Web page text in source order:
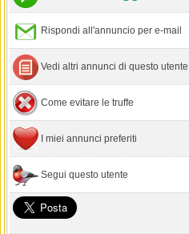
Rispondi all'annuncio per e-mail
Vedi altri annunci di questo utente
Come evitare le truffe
I miei annunci preferiti
Segui questo utente